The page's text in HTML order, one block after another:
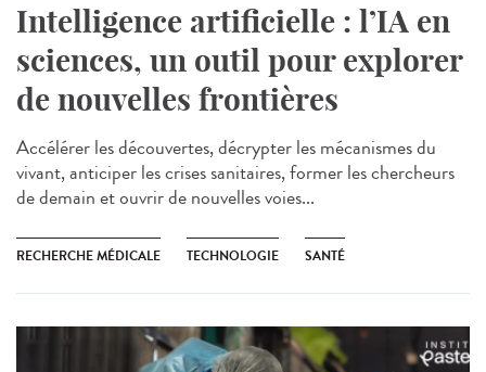
Intelligence artificielle : l’IA en
sciences, un outil pour explorer
de nouvelles frontières
Accélérer les découvertes, décrypter les mécanismes du
vivant, anticiper les crises sanitaires, former les chercheurs
de demain et ouvrir de nouvelles voies...
RECHERCHE MÉDICALE TECHNOLOGIE SANTÉ